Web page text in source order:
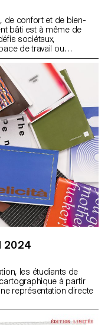
de confort et de bien-
bâti est à même de
sociétaux,
de travail ou
la rue, sont portés
qui motivent leurs
graphique ont
un de ces principes
qui s’y réfère afin
2024
les étudiants de
à partir
représentation directe